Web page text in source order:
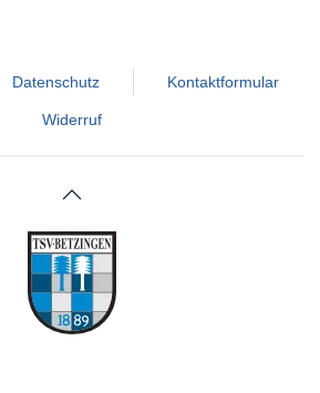
Datenschutz Kontaktformular
Widerruf